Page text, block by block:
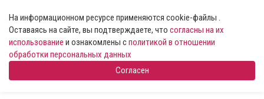
На информационном ресурсе применяются cookie-файлы .
Оставаясь на сайте, вы подтверждаете, что согласны на их
использование и ознакомлены сполитикой в отношении
обработки персональных данных
Согласен